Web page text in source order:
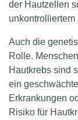
der Hautzellen
Auch die
Rolle.
Hautkrebs sind
ein
Erkrankungen
Risiko für